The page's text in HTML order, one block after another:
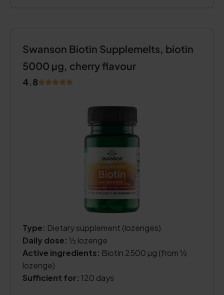
Swanson Biotin Supplemelts, biotin
5000 µg, cherry flavour
4.8
Type: Dietary supplement (lozenges)
Daily dose: ½ lozenge
Active ingredients: Biotin 2500 µg (from ½
lozenge)
Sufficient for: 120 days